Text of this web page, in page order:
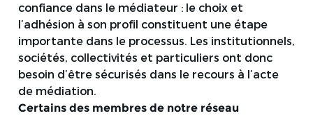
confiance dans le médiateur : le choix et
l’adhésion à son profil constituent une étape
importante dans le processus. Les institutionnels,
sociétés, collectivités et particuliers ont donc
besoin d’être sécurisés dans le recours à l’acte
de médiation.
Certains des membres de notre réseau